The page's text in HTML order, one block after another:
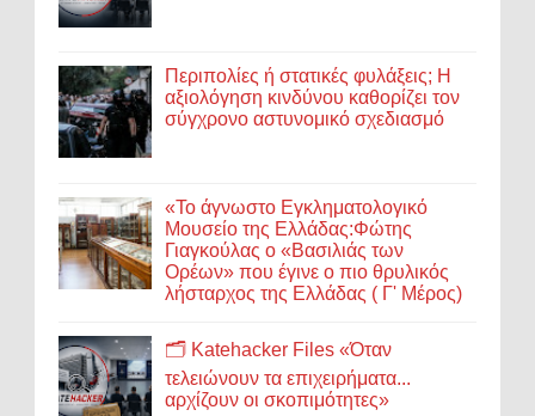
Περιπολίες ή στατικές φυλάξεις; Η
αξιολόγηση κινδύνου καθορίζει τον
σύγχρονο αστυνομικό σχεδιασμό
«Το άγνωστο Εγκληματολογικό
Μουσείο της Ελλάδας:Φώτης
Γιαγκούλας ο «Βασιλιάς των
Ορέων» που έγινε ο πιο θρυλικός
λήσταρχος της Ελλάδας ( Γ' Μέρος)
🗂️ Katehacker Files «Όταν
τελειώνουν τα επιχειρήματα...
αρχίζουν οι σκοπιμότητες»